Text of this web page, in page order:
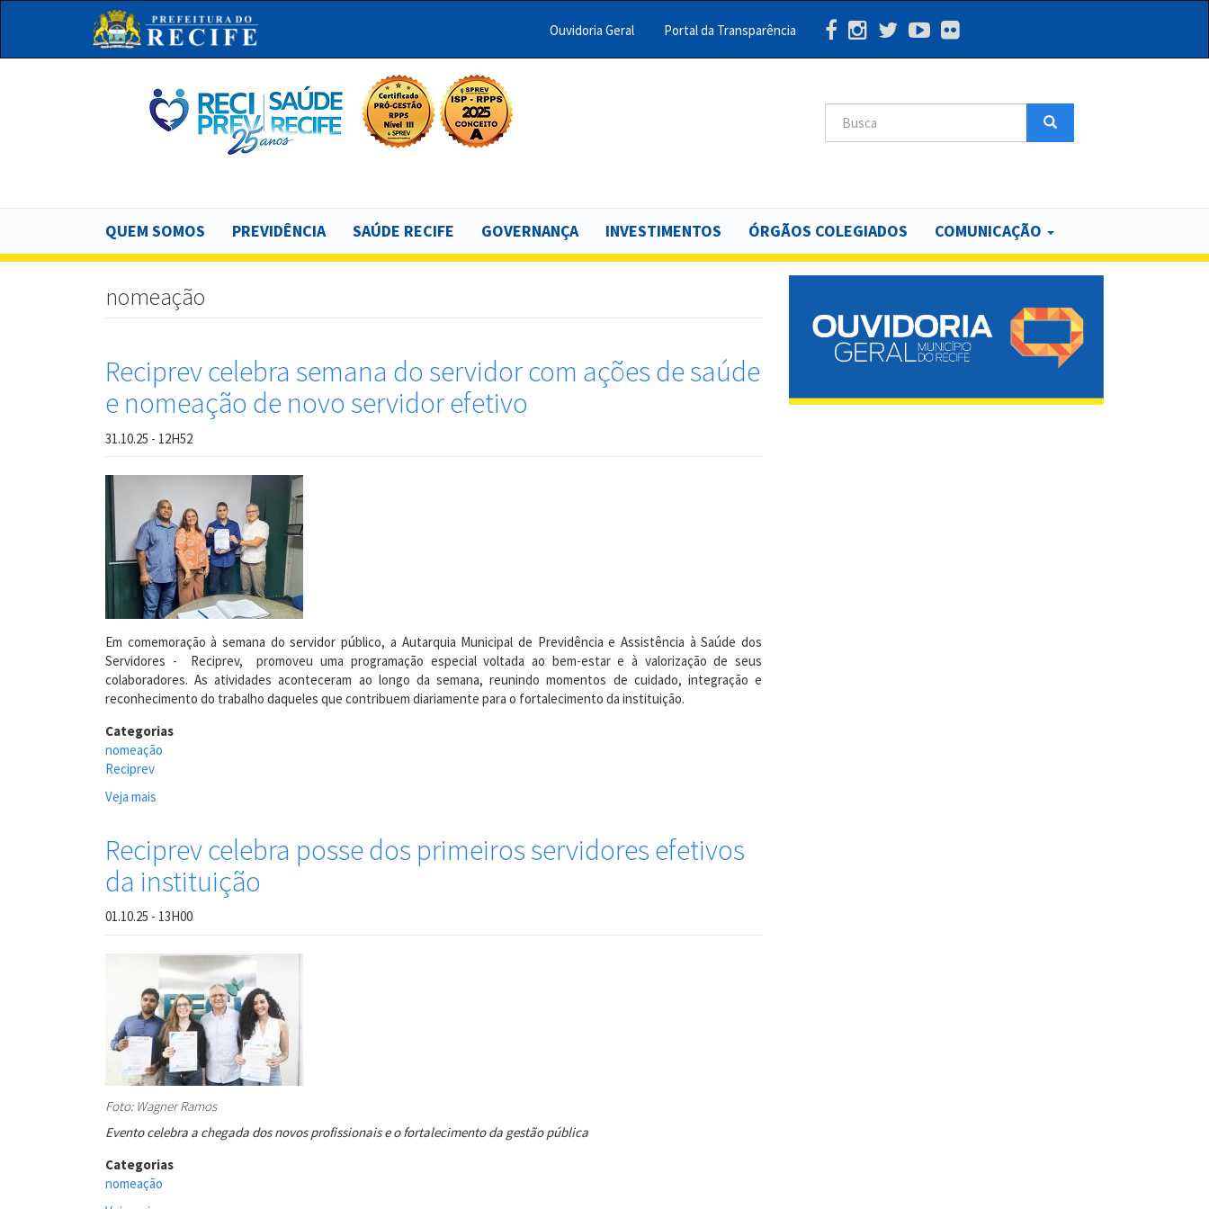
Menu
Ouvidoria Geral Portal da Transparência
Buscar Search
Main
navigation
QUEM SOMOS PREVIDÊNCIA SAÚDE RECIFE GOVERNANÇA INVESTIMENTOS ÓRGÃOS COLEGIADOS COMUNICAÇÃO
nomeação
Reciprev celebra semana do servidor com ações de saúde
e nomeação de novo servidor efetivo
31.10.25 - 12H52
Em comemoração à semana do servidor público, a Autarquia Municipal de Previdência e Assistência à Saúde dos
Servidores - Reciprev, promoveu uma programação especial voltada ao bem-estar e à valorização de seus
colaboradores. As atividades aconteceram ao longo da semana, reunindo momentos de cuidado, integração e
reconhecimento do trabalho daqueles que contribuem diariamente para o fortalecimento da instituição.
Categorias
nomeação
Reciprev
Veja mais
semana
servidor
com
saúde
e
nomeação
de
novo
servidor
efetivo
Reciprev celebra posse dos primeiros servidores efetivos
da instituição
01.10.25 - 13H00
Foto: Wagner Ramos
Evento celebra a chegada dos novos profissionais e o fortalecimento da gestão pública
Categorias
nomeação